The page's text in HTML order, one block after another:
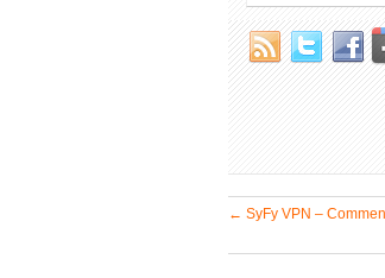
← SyFy VPN –